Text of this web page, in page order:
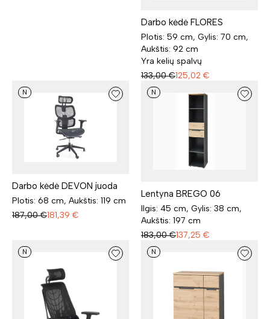
Darbo kėdė FLORES
Plotis: 59 cm, Gylis: 70 cm,
Aukštis: 92 cm
Yra kelių spalvų
133,00 €125,02 €
N
Darbo kėdė DEVON juoda
Plotis: 68 cm, Aukštis: 119 cm
187,00 €181,39 €
N
Lentyna BREGO 06
Ilgis: 45 cm, Gylis: 38 cm,
Aukštis: 197 cm
183,00 €137,25 €
N N